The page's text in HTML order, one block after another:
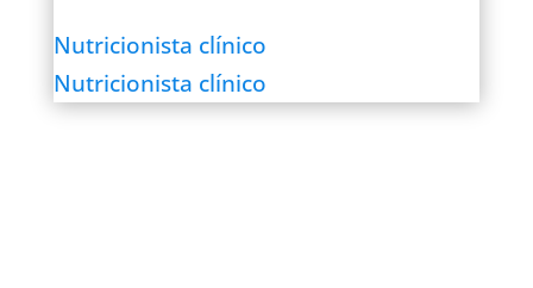
Nutricionista clínico
Nutricionista clínico